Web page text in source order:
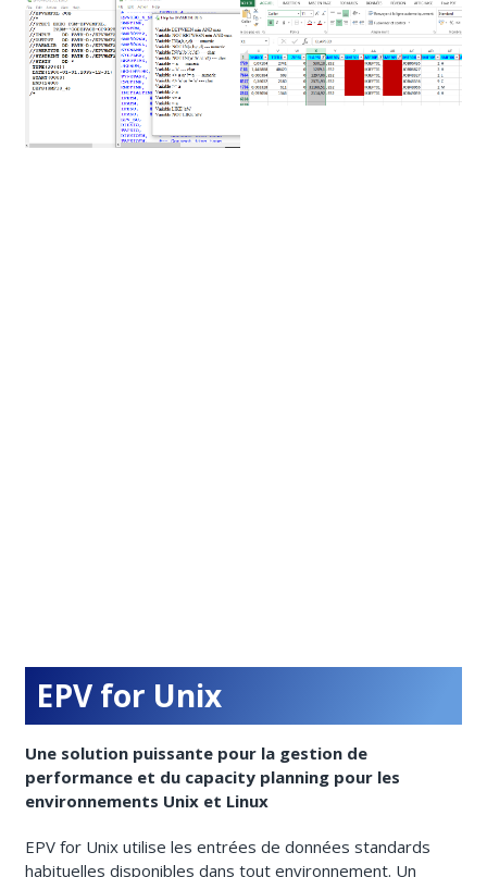
EPV for Unix
Une solution puissante pour la gestion de
performance et du capacity planning pour les
environnements Unix et Linux
EPV for Unix utilise les entrées de données standards
habituelles disponibles dans tout environnement. Un